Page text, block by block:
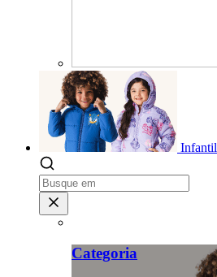
Infantil
Categoria